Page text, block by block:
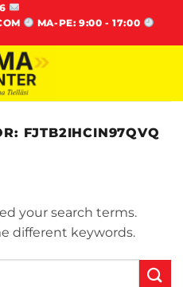
MA-PE: 9:00 - 17:00
FJTB2IHCIN97QVQ
your search terms.
different keywords.